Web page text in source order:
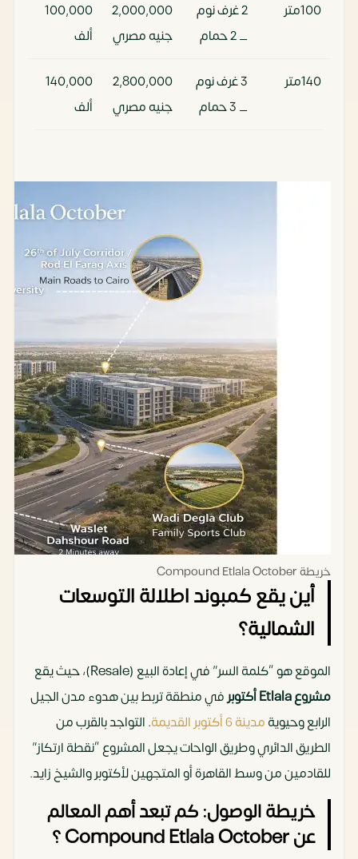
100متر
2 غرف نوم
_ 2 حمام
2,000,000
جنيه مصري
100,000
ألف
140متر
3 غرف نوم
_ 3 حمام
2,800,000
جنيه مصري
140,000
ألف
خريطة Compound Etlala October
أين يقع كمبوند اطلالة التوسعات
الشمالية؟
الموقع هو “كلمة السر” في إعادة البيع (Resale)، حيث يقع
مشروع Etlala أكتوبر
في منطقة تربط بين هدوء مدن الجيل
الرابع وحيويةمدينة 6 أكتوبر القديمة
. التواجد بالقرب من
الطريق الدائري وطريق الواحات يجعل المشروع “نقطة ارتكاز”
للقادمين من وسط القاهرة أو المتجهين لأكتوبر والشيخ زايد.
خريطة الوصول: كم تبعد أهم المعالم
عن Compound Etlala October ؟